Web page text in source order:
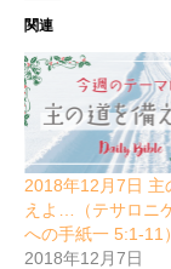
関連
2018年12月7日 主
えよ…（テサロニ
への手紙一 5:1-11）
2018年12月7日